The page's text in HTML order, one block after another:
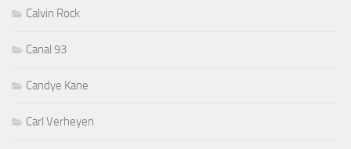
Calvin Rock
Canal 93
Candye Kane
Carl Verheyen